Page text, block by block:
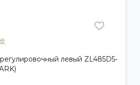
левый ZL485D5-